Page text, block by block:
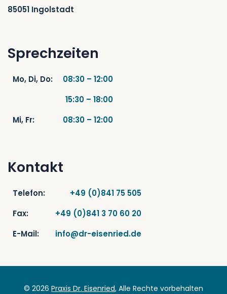
85051 Ingolstadt
Sprechzeiten
Mo, Di, Do:
08:30 – 12:00
15:30 – 18:00
Mi, Fr:
08:30 – 12:00
Kontakt
Telefon:
+49 (0)841 75 505
Fax:
+49 (0)841 3 70 60 20
E-Mail:
info@dr-eisenried.de
© 2026 Praxis Dr. Eisenried, Alle Rechte vorbehalten